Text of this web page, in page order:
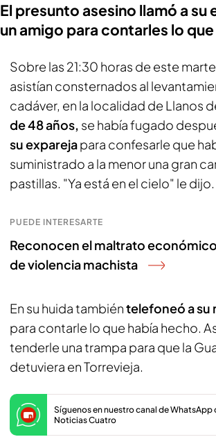
El presunto asesino llamó a su
un amigo para contarles lo
Sobre las 21:30 horas de este
asistían consternados al
cadáver, en la localidad de Llanos
de 48 años, se había fugado
su exparejapara confesarle que
suministrado a la menor una gran
pastillas. "Ya está en el cielo" le dijo.
PUEDE INTERESARTE
Reconocen el maltrato
de violencia machista
En su huida tambiéntelefoneó a su
para contarle lo que había hecho.
tenderle una trampa para que la
detuviera en Torrevieja.
Síguenos en nuestro canal de WhatsApp
Noticias Cuatro